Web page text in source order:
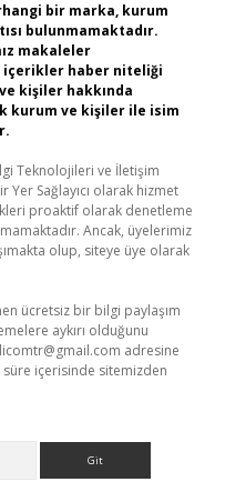
bir marka, kurum
bulunmamaktadır.
makaleler
içerikler haber niteliği
kişiler hakkında
kurum ve kişiler ile isim
Teknolojileri ve İletişim
Yer Sağlayıcı olarak hizmet
proaktif olarak denetleme
Ancak, üyelerimiz
olup, siteye üye olarak
ücretsiz bir bilgi paylaşım
aykırı olduğunu
adresine
içerisinde sitemizden